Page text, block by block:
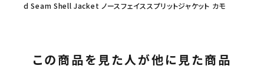
d Seam Shell Jacket ノースフェイススプリットジャケット カモ
この商品を見た人が他に見た商品